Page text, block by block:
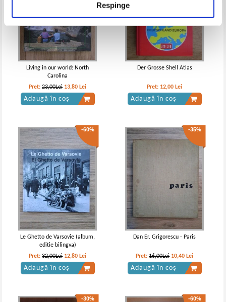
Respinge
Living in our world: North
Carolina
Pret:23,00Lei 13,80 Lei
Adaugă în coș
Der Grosse Shell Atlas
Pret: 12,00 Lei
Adaugă în coș
-60%
Le Ghetto de Varsovie (album,
editie bilingva)
Pret:32,00Lei 12,80 Lei
Adaugă în coș
-35%
Dan Er. Grigorescu - Paris
Pret:16,00Lei 10,40 Lei
Adaugă în coș
-30% -60%